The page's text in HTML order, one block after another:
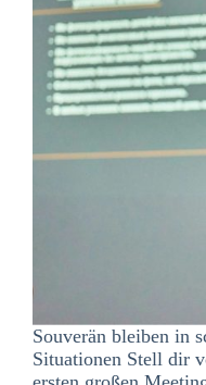
Souverän bleiben in
Situationen Stell dir